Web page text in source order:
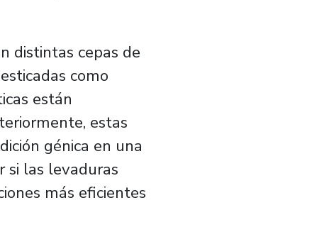
distintas cepas de
como
están
estas
génica en una
si las levaduras
más eficientes